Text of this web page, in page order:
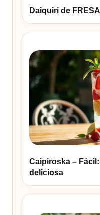
Daiquiri de
Caipiroska –
deliciosa